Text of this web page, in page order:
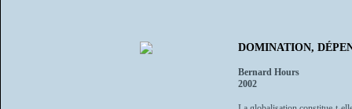
DOMINATION,
Bernard Hours
2002